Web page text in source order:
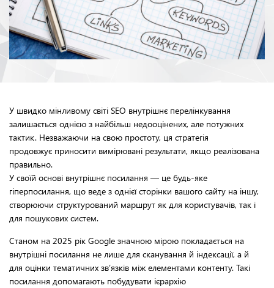
У швидко мінливому світі SEO внутрішнє перелінкування
залишається однією з найбільш недооцінених, але потужних
тактик. Незважаючи на свою простоту, ця стратегія
продовжує приносити вимірювані результати, якщо реалізована
правильно.
У своїй основі внутрішнє посилання — це будь-яке
гіперпосилання, що веде з однієї сторінки вашого сайту на іншу,
створюючи структурований маршрут як для користувачів, так і
для пошукових систем.
Станом на 2025 рік Google значною мірою покладається на
внутрішні посилання не лише для сканування й індексації, а й
для оцінки тематичних зв’язків між елементами контенту. Такі
посилання допомагають побудувати ієрархію